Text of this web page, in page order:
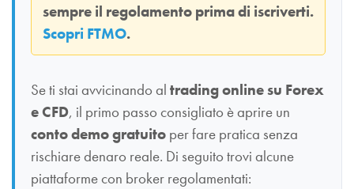
sempre il regolamento prima di iscriverti.
Scopri FTMO.
Se ti stai avvicinando al trading online su Forex
e CFD, il primo passo consigliato è aprire un
conto demo gratuito per fare pratica senza
rischiare denaro reale. Di seguito trovi alcune
piattaforme con broker regolamentati: